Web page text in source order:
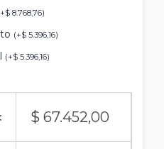
+$ 8.768,76)
(+$ 5.396,16)
(+$ 5.396,16)
$ 67.452,00